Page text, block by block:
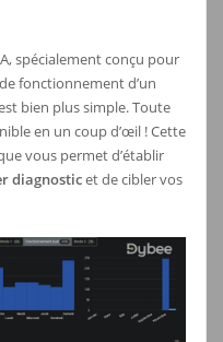
spécialement conçu pour
fonctionnement d’un
bien plus simple. Toute
en un coup d’œil ! Cette
vous permet d’établir
diagnosticet de cibler vos